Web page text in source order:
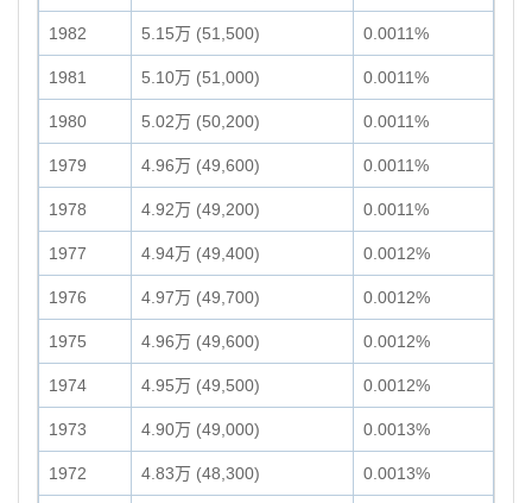
1982 5.15万 (51,500) 0.0011%
1981 5.10万 (51,000) 0.0011%
1980 5.02万 (50,200) 0.0011%
1979 4.96万 (49,600) 0.0011%
1978 4.92万 (49,200) 0.0011%
1977 4.94万 (49,400) 0.0012%
1976 4.97万 (49,700) 0.0012%
1975 4.96万 (49,600) 0.0012%
1974 4.95万 (49,500) 0.0012%
1973 4.90万 (49,000) 0.0013%
1972 4.83万 (48,300) 0.0013%